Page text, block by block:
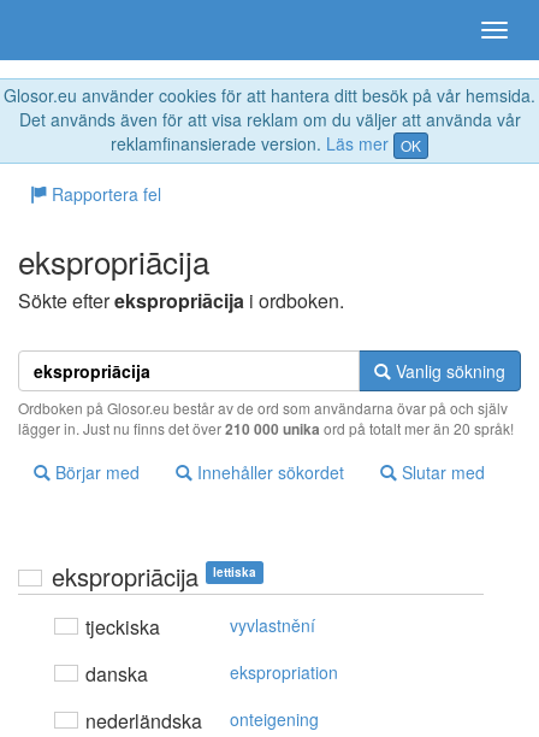
Glosor.eu använder cookies för att hantera ditt besök på vår hemsida.
Det används även för att visa reklam om du väljer att använda vår
reklamfinansierade version. Läs mer OK
Rapportera fel
ekspropriācija
Sökte efterekspropriācija i ordboken.
Vanlig sökning
Ordboken på Glosor.eu består av de ord som användarna övar på och själv
lägger in. Just nu finns det över210 000 unika ord på totalt mer än 20 språk!
Börjar med Innehåller sökordet Slutar med
ekspropriācija lettiska
tjeckiska vyvlastnění
danska ekspropriation
nederländska onteigening